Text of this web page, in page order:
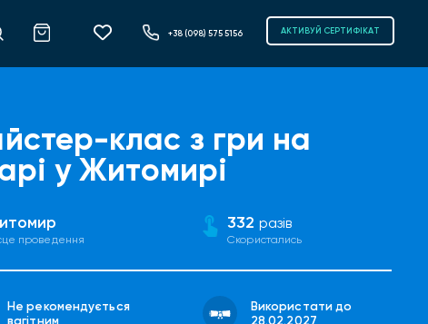
+38 (098) 575 5156 АКТИВУЙ СЕРТИФІКАТ
клас з гри на
у Житомирі
проведення
332 разів
Скористались
Не рекомендується
вагітним
Використати до
28.02.2027